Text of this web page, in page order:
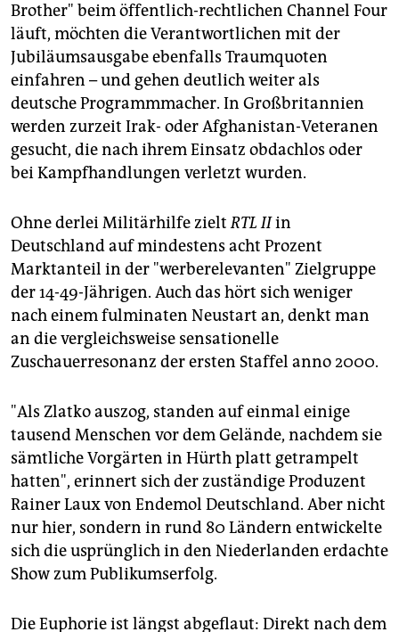
Brother" beim öffentlich-rechtlichen Channel Four
läuft, möchten die Verantwortlichen mit der
Jubiläumsausgabe ebenfalls Traumquoten
einfahren – und gehen deutlich weiter als
deutsche Programmmacher. In Großbritannien
werden zurzeit Irak- oder Afghanistan-Veteranen
gesucht, die nach ihrem Einsatz obdachlos oder
bei Kampfhandlungen verletzt wurden.
Ohne derlei Militärhilfe zieltRTL IIin
Deutschland auf mindestens acht Prozent
Marktanteil in der "werberelevanten" Zielgruppe
der 14-49-Jährigen. Auch das hört sich weniger
nach einem fulminaten Neustart an, denkt man
an die vergleichsweise sensationelle
Zuschauerresonanz der ersten Staffel anno 2000.
"Als Zlatko auszog, standen auf einmal einige
tausend Menschen vor dem Gelände, nachdem sie
sämtliche Vorgärten in Hürth platt getrampelt
hatten", erinnert sich der zuständige Produzent
Rainer Laux von Endemol Deutschland. Aber nicht
nur hier, sondern in rund 80 Ländern entwickelte
sich die usprünglich in den Niederlanden erdachte
Show zum Publikumserfolg.
Die Euphorie ist längst abgeflaut: Direkt nach dem